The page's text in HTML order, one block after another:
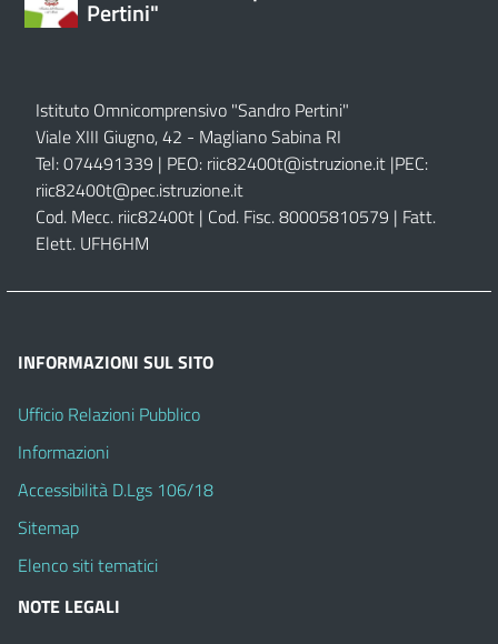
Pertini"
Istituto Omnicomprensivo "Sandro Pertini"
Viale XIII Giugno, 42 - Magliano Sabina RI
Tel: 074491339 | PEO: riic82400t@istruzione.it |PEC:
riic82400t@pec.istruzione.it
Cod. Mecc. riic82400t | Cod. Fisc. 80005810579 | Fatt.
Elett. UFH6HM
INFORMAZIONI SUL SITO
Ufficio Relazioni Pubblico
Informazioni
Accessibilità D.Lgs 106/18
Sitemap
Elenco siti tematici
NOTE LEGALI